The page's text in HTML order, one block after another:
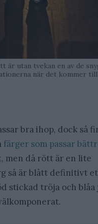
är utan tvekan en av de
när det kommer
bra ihop, dock så
färger som passar
men då rött är en lite
så är blått definitivt
stickad tröja och blåa